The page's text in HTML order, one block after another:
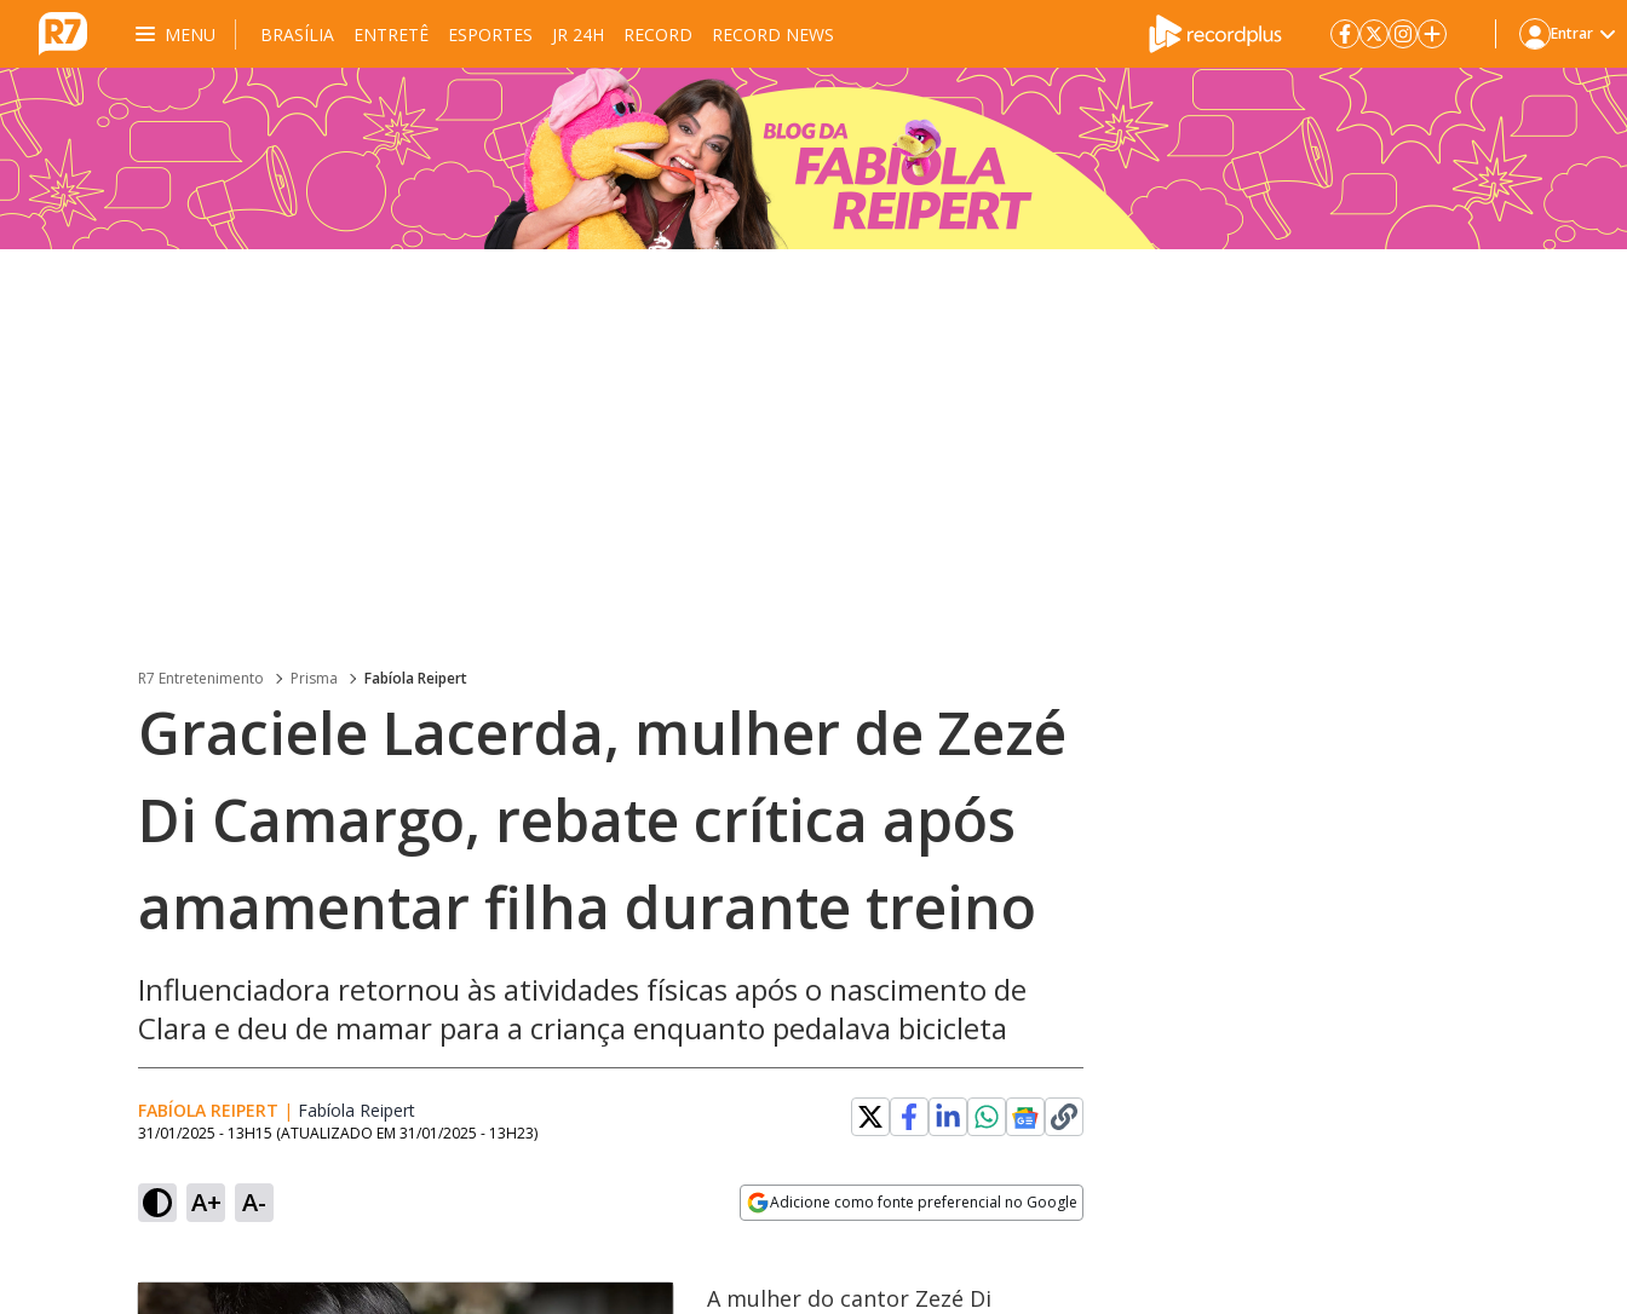
MENU BRASÍLIA ENTRETÊ ESPORTES JR 24H RECORD RECORD NEWS Entrar
R7 Entretenimento Prisma Fabíola Reipert
Graciele Lacerda, mulher de Zezé
Di Camargo, rebate crítica após
amamentar filha durante treino
Influenciadora retornou às atividades físicas após o nascimento de
Clara e deu de mamar para a criança enquanto pedalava bicicleta
FABÍOLA REIPERT | Fabíola Reipert
31/01/2025 - 13H15 (ATUALIZADO EM 31/01/2025 - 13H23)
A+ A- Adicione como fonte preferencial no Google
A mulher do cantor Zezé Di